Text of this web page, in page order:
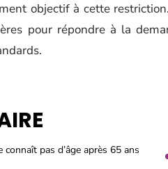
objectif à cette
pour répondre à la
pas d’âge après 65 ans